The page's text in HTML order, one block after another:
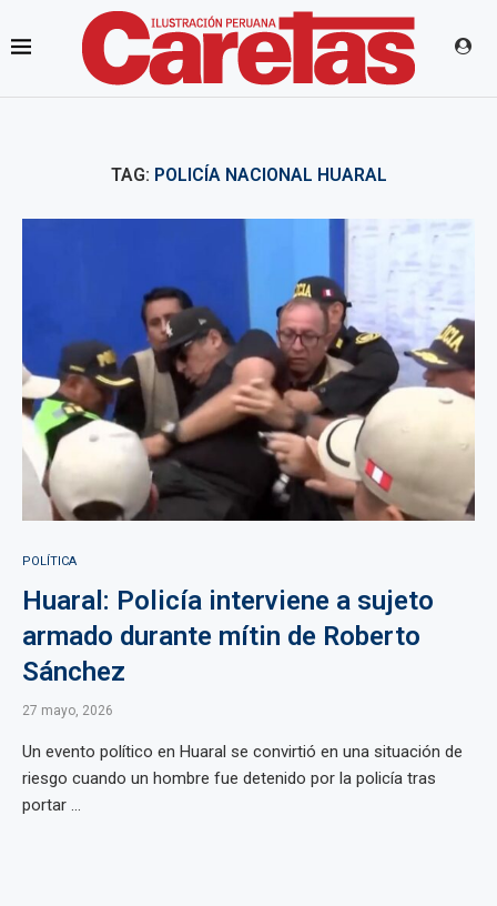
TAG: POLICÍA NACIONAL HUARAL
POLÍTICA
Huaral: Policía interviene a sujeto
armado durante mítin de Roberto
Sánchez
27 mayo, 2026
Un evento político en Huaral se convirtió en una situación de
riesgo cuando un hombre fue detenido por la policía tras
portar ...